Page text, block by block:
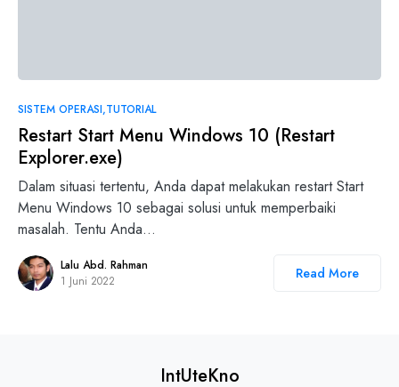
SISTEM OPERASI TUTORIAL
Restart Start Menu Windows 10 (Restart
Explorer.exe)
Dalam situasi tertentu, Anda dapat melakukan restart Start
Menu Windows 10 sebagai solusi untuk memperbaiki
masalah. Tentu Anda…
Lalu Abd. Rahman
1 Juni 2022
Read More
IntUteKno